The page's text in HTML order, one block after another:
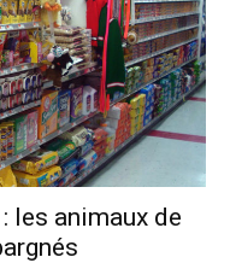
les animaux de